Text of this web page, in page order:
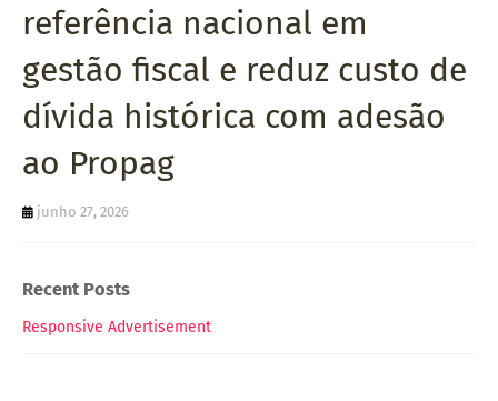
referência nacional em
gestão fiscal e reduz custo de
dívida histórica com adesão
ao Propag
junho 27, 2026
Recent Posts
Responsive Advertisement